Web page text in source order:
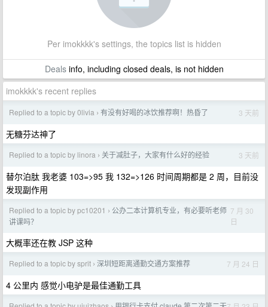
Per imokkkk's settings, the topics list is hidden
Dealsinfo, including closed deals, is not hidden
imokkkk's recent replies
Replied to a topic by 0livia › 有没有好喝的冰饮推荐啊！热昏了 3 天前
无糖芬达神了
Replied to a topic by linora › 关于减肚子，大家有什么好的经验 3 天前
替尔泊肽 我老婆 103=>95 我 132=>126 时间周期都是 2 周，目前没
发现副作用
Replied to a topic by pc10201 › 公办二本计算机专业，有必要听老师
讲课吗？
7 月 30
日
大概率还在教 JSP 这种
Replied to a topic by sprit › 深圳短距离通勤交通方案推荐 7 月 24 日
4 公里内 感觉小电驴是最佳通勤工具